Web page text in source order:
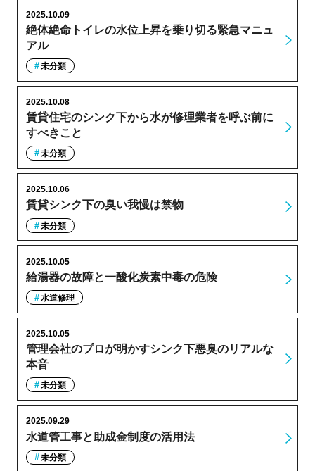
絶体絶命トイレの水位上昇を乗り切る緊急マニュ
アル
2025.10.09
未分類
賃貸住宅のシンク下から水が修理業者を呼ぶ前に
すべきこと
2025.10.08
未分類
賃貸シンク下の臭い我慢は禁物
2025.10.06
未分類
給湯器の故障と一酸化炭素中毒の危険
2025.10.05
水道修理
管理会社のプロが明かすシンク下悪臭のリアルな
本音
2025.10.05
未分類
水道管工事と助成金制度の活用法
2025.09.29
未分類